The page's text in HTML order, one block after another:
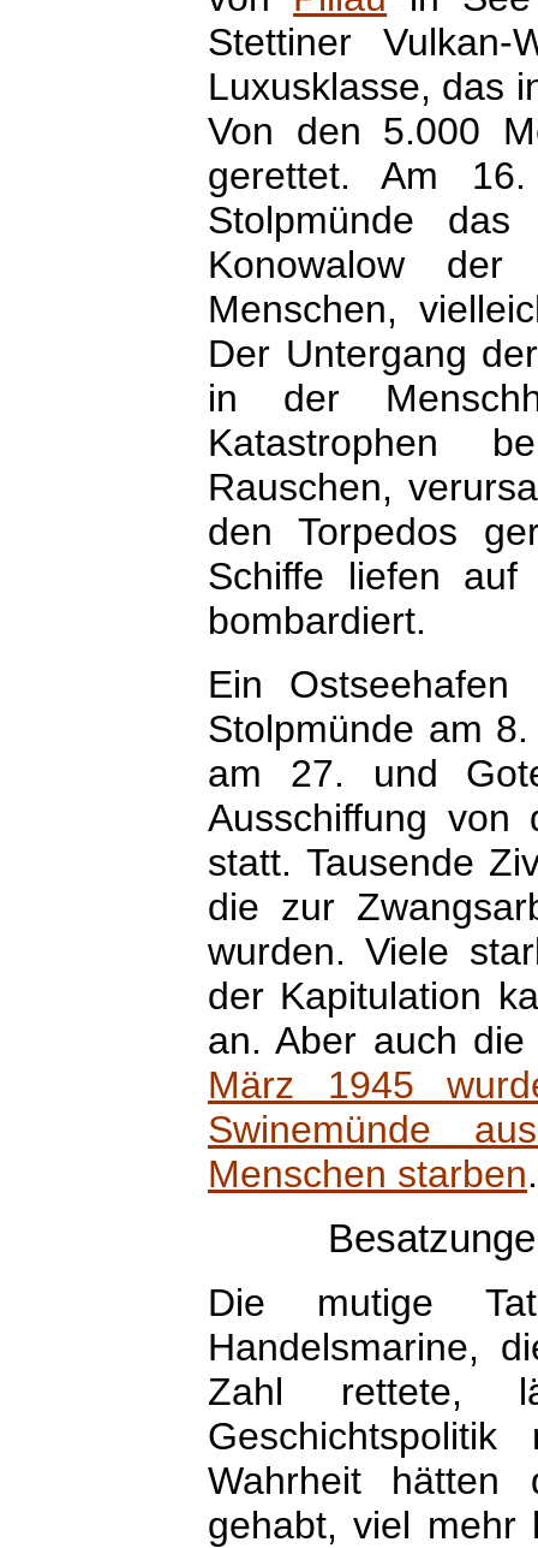
Stettiner Vulkan-
Luxusklasse, das
Von den 5.000
gerettet. Am
Stolpmünde das
Konowalow der
Menschen,
Der Untergang
in der
Katastrophen
Rauschen,
den Torpedos
Schiffe liefen
bombardiert.
Ein
Stolpmünde am
am 27. und
Ausschiffung
statt. Tausende
die zur
wurden. Viele
der Kapitulation
an. Aber auch
März 1945
Swinemünde
Menschen starben.
Die mutige
Handelsmarine,
Zahl rettete,
Wahrheit hätten
gehabt, viel mehr